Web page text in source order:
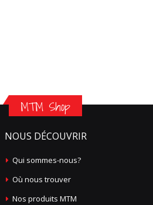
MTM Shop
NOUS DÉCOUVRIR
Qui sommes-nous?
Où nous trouver
Nos produits MTM